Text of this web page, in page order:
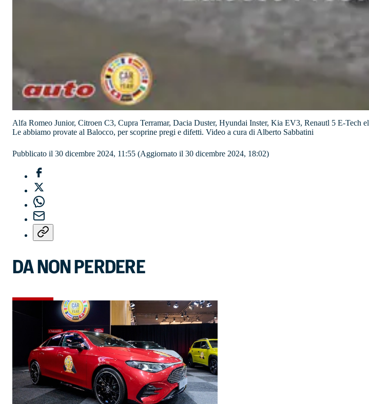
Alfa Romeo Junior, Citroen C3, Cupra Terramar, Dacia Duster, Hyundai Inster, Kia EV3, Renautl 5 E-
Le abbiamo provate al Balocco, per scoprine pregi e difetti. Video a cura di Alberto Sabbatini
Pubblicato il 30 dicembre 2024, 11:55 (Aggiornato il 30 dicembre 2024, 18:02)
DA NON PERDERE